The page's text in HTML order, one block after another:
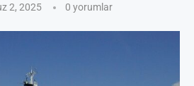
2, 2025 0 yorumlar